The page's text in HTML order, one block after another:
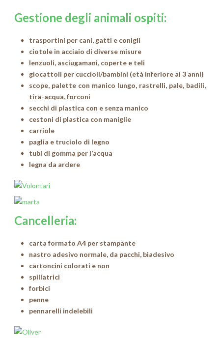
Gestione degli animali ospiti:
trasportini per cani, gatti e conigli
ciotole in acciaio di diverse misure
lenzuoli, asciugamani, coperte e teli
giocattoli per cuccioli/bambini (età inferiore ai 3 anni)
scope, palette con manico lungo, rastrelli, pale, badili,
tira-acqua, forconi
secchi di plastica con e senza manico
cestoni di plastica con maniglie
carriole
paglia e truciolo di legno
tubi di gomma per l’acqua
legna da ardere
Cancelleria:
carta formato A4 per stampante
nastro adesivo normale, da pacchi, biadesivo
cartoncini colorati e non
spillatrici
forbici
penne
pennarelli indelebili